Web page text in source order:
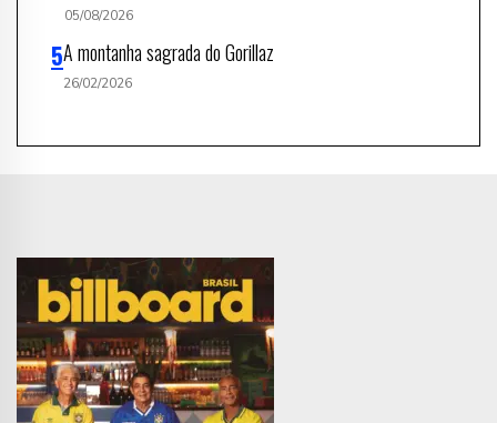
05/08/2026
A montanha sagrada do Gorillaz
26/02/2026